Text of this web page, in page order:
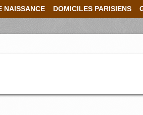
NAISSANCE DOMICILES PARISIENS